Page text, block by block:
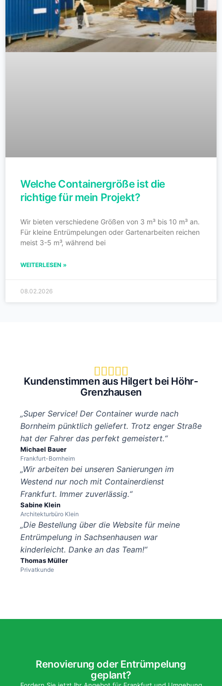
Welche Containergröße ist die
richtige für mein Projekt?
Wir bieten verschiedene Größen von 3 m³ bis 10 m³ an.
Für kleine Entrümpelungen oder Gartenarbeiten reichen
meist 3-5 m³, während bei
WEITERLESEN »
08.02.2026
    
Kundenstimmen aus Hilgert bei Höhr-
Grenzhausen
„Super Service! Der Container wurde nach
Bornheim pünktlich geliefert. Trotz enger Straße
hat der Fahrer das perfekt gemeistert.“
Michael Bauer
Frankfurt-Bornheim
„Wir arbeiten bei unseren Sanierungen im
Westend nur noch mit Containerdienst
Frankfurt. Immer zuverlässig.“
Sabine Klein
Architekturbüro Klein
„Die Bestellung über die Website für meine
Entrümpelung in Sachsenhausen war
kinderleicht. Danke an das Team!“
Thomas Müller
Privatkunde
Renovierung oder Entrümpelung
geplant?